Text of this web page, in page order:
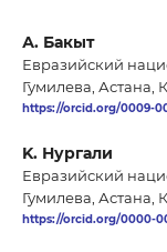
А. Бакыт
Евразийский
Гумилева, Астана,
https://orcid.org/0009-
K. Нургали
Евразийский
Гумилева, Астана,
https://orcid.org/0000-